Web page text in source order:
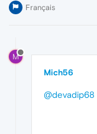
Français
M
Mich56
@devadip68